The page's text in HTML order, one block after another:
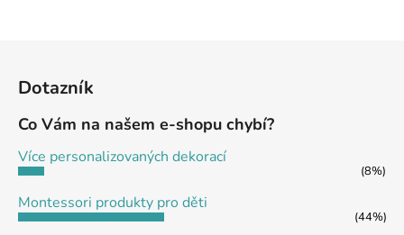
Dotazník
Co Vám na našem e-shopu chybí?
Více personalizovaných dekorací
(8%)
Montessori produkty pro děti
(44%)